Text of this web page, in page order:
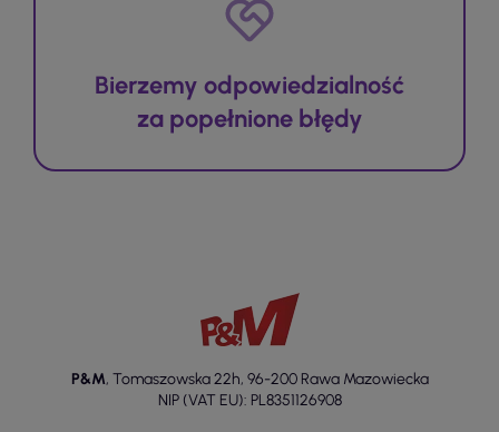
Bierzemy odpowiedzialność
za popełnione błędy
P&M, Tomaszowska 22h, 96-200 Rawa Mazowiecka
NIP (VAT EU): PL8351126908